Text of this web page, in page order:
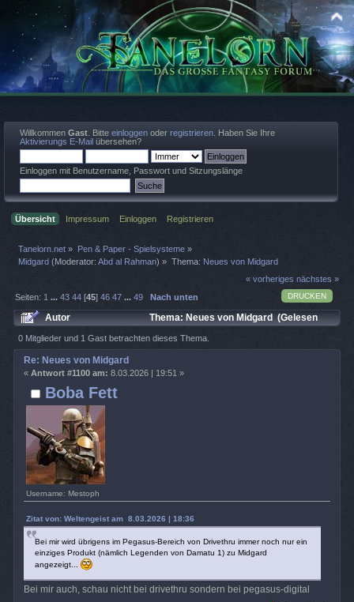
Willkommen Gast . Bitte einloggen oder registrieren . Haben Sie Ihre
Aktivierungs E-Mail übersehen?
Einloggen mit Benutzername, Passwort und Sitzungslänge
Übersicht Impressum Einloggen Registrieren
Tanelorn.net » Pen & Paper - Spielsysteme»
Midgard (Moderator:Abd al Rahman) » Thema: Neues von Midgard
« vorheriges nächstes »
DRUCKEN
Seiten: 1 ...43 44 [45]46 47 ...49 Nach unten
Autor
Thema: Neues von Midgard (Gelesen
246686 mal)
0 Mitglieder und 1 Gast betrachten dieses Thema.
Boba Fett
Username: Mestoph
Re: Neues von Midgard
« Antwort #1100 am: 8.03.2026 | 19:51 »
Zitat von: Weltengeist am 8.03.2026 | 18:36
Bei mir wird übrigens im Pegasus-Bereich von Drivethru immer noch nur ein
einziges Produkt (nämlich Legenden von Damatu 1) zu Midgard
angezeigt...
Bei mir auch, schau nicht bei drivethru sondern bei pegasus-digital